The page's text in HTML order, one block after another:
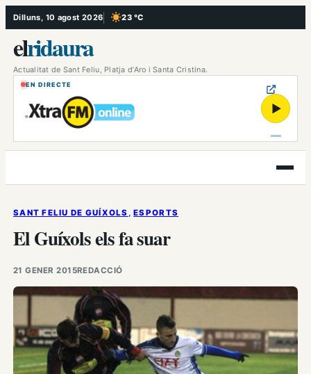
Vés
al
contingut
Dilluns, 10 agost 2026 23 °C
, Cel serè
elridaura
Actualitat de Sant Feliu, Platja d’Aro i Santa Cristina.
EN DIRECTE
▶
Obre
el
SANT FELIU DE GUÍXOLS , ESPORTS
El Guíxols els fa suar
21 GENER 2015REDACCIÓ